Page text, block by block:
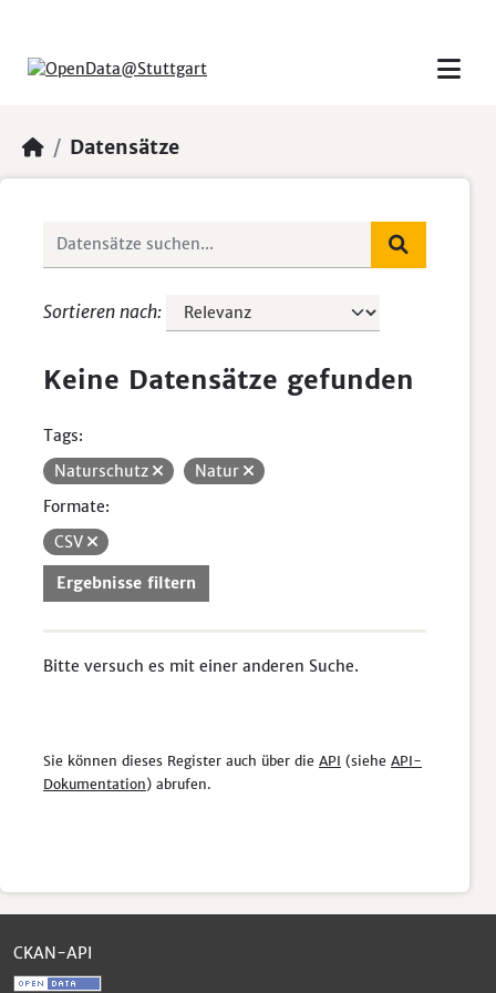
Datensätze
Sortieren nach
Keine Datensätze gefunden
Tags:
Naturschutz
Natur
Formate:
CSV
Ergebnisse filtern
Bitte versuch es mit einer anderen Suche.
Sie können dieses Register auch über die API (siehe API-
Dokumentation) abrufen.
CKAN-API